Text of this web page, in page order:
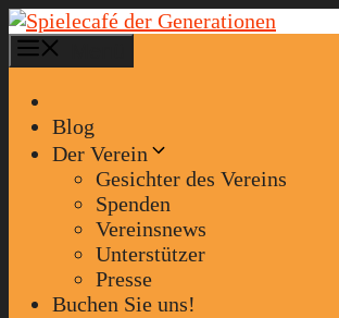
Zum
Inhalt
springen
Blog
Der Verein
Gesichter des Vereins
Spenden
Vereinsnews
Unterstützer
Presse
Buchen Sie uns!